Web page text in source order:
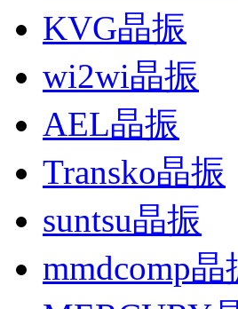
KVG晶振
wi2wi晶振
AEL晶振
Transko晶振
suntsu晶振
mmdcomp晶